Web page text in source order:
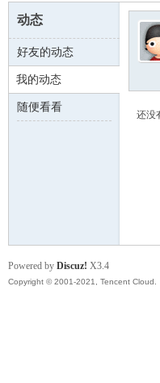
数 ›
动态
好友的动态
我的动态
随便看看
还没
Powered by Discuz! X3.4
Copyright © 2001-2021, Tencent Cloud.